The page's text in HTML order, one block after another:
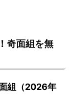
奇面組を無
組（2026年